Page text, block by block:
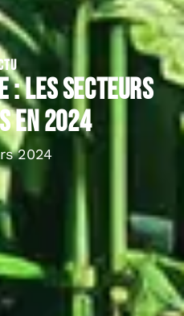
: les secteurs
2024
2024